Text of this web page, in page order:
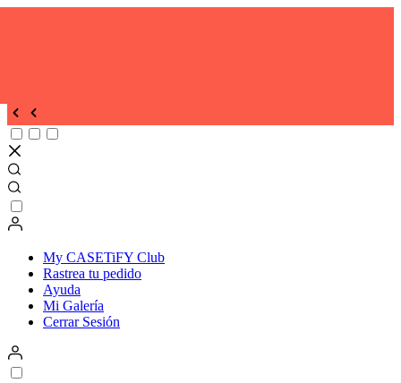
My CASETiFY Club
Rastrea tu pedido
Ayuda
Mi Galería
Cerrar Sesión